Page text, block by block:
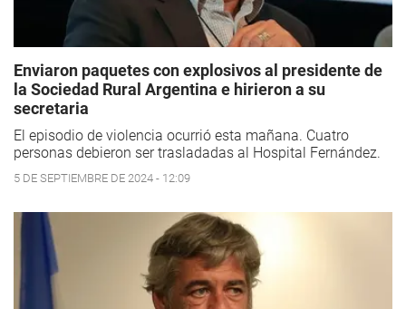
Enviaron paquetes con explosivos al presidente de
la Sociedad Rural Argentina e hirieron a su
secretaria
El episodio de violencia ocurrió esta mañana. Cuatro
personas debieron ser trasladadas al Hospital Fernández.
5 DE SEPTIEMBRE DE 2024 - 12:09